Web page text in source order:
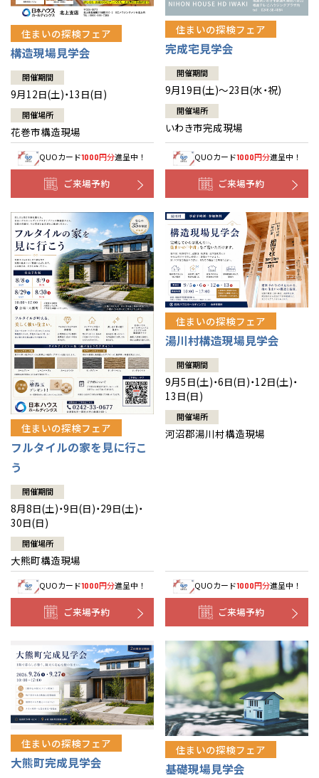
住まいの探検フェア
構造現場見学会
開催期間
9月12日(土)・13日(日)
開催場所
花巻市構造現場
QUOカード1000円分進呈中！
ご来場予約
住まいの探検フェア
完成宅見学会
開催期間
9月19日(土)～23日(水・祝)
開催場所
いわき市完成現場
QUOカード1000円分進呈中！
ご来場予約
住まいの探検フェア
フルタイルの家を見に行こ
う
開催期間
8月8日(土)・9日(日)・29日(土)・
30日(日)
開催場所
大熊町構造現場
QUOカード1000円分進呈中！
ご来場予約
住まいの探検フェア
湯川村構造現場見学会
開催期間
9月5日(土)・6日(日)・12日(土)・
13日(日)
開催場所
河沼郡湯川村構造現場
QUOカード1000円分進呈中！
ご来場予約
住まいの探検フェア
大熊町完成見学会
住まいの探検フェア
基礎現場見学会